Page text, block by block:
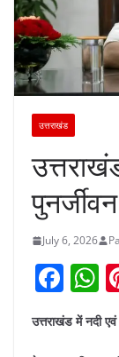
उत्तराखंड
July 6, 2026
F
a
c
h
उत्तराखंड में नदी